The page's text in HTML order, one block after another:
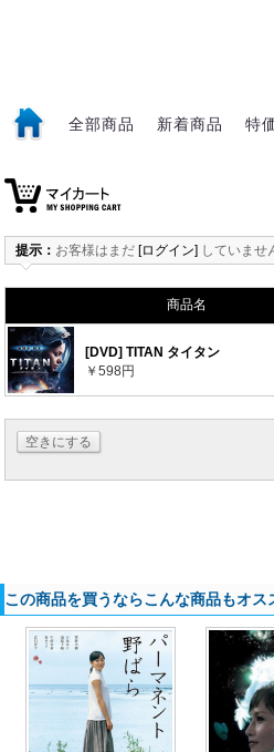
全部商品 新着商品 特
提示： お客様はまだ [ログイン] していませ
商品名
[DVD] TITAN タイタン
￥598円
空きにする
この商品を買うならこんな商品もオス